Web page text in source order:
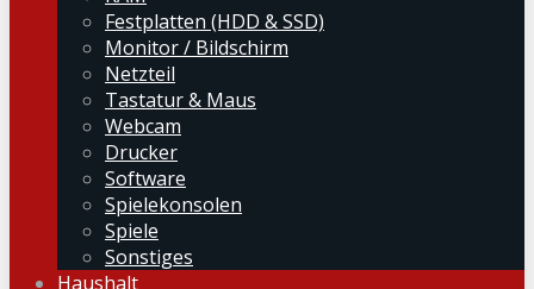
Festplatten (HDD & SSD)
Monitor / Bildschirm
Netzteil
Tastatur & Maus
Webcam
Drucker
Software
Spielekonsolen
Spiele
Sonstiges
Haushalt